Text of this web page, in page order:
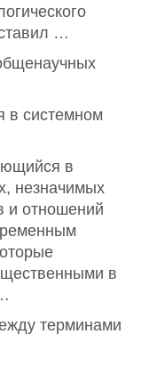
…
в системном
в
незначимых
и отношений
в
терминами